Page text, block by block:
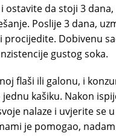
ostavite da stoji 3 dana,
Poslije 3 dana,
procijedite. Dobivenu
gustog soka.
flaši ili galonu, i
kašiku. Nakon
nalaze i uvjerite se
je pomogao, nadam